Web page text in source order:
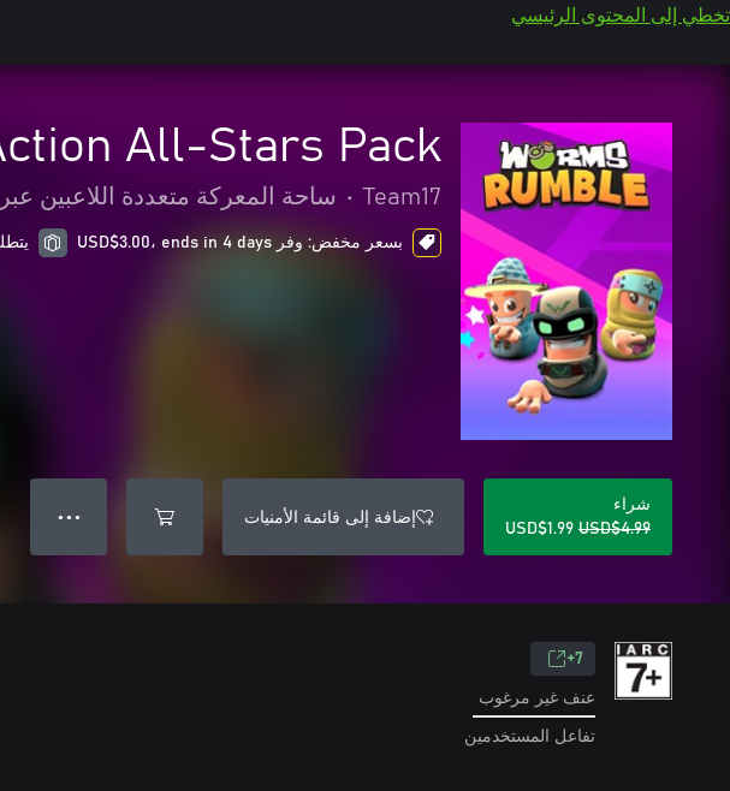
تخطي إلى المحتوى الرئيسي
All-Stars Pack
Team17
• ساحة المعركة متعددة اللاعبين عبر
بسعر مخفض: وفر USD$3.00، ends in 4 days
شراء
USD$4.99
USD$1.99
إضافة إلى قائمة الأمنيات ● ● ●
7+
عنف غير مرغوب
تفاعل المستخدمين